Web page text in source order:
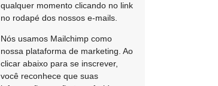
qualquer momento clicando no link
no rodapé dos nossos e-mails.
Nós usamos Mailchimp como
nossa plataforma de marketing. Ao
clicar abaixo para se inscrever,
você reconhece que suas